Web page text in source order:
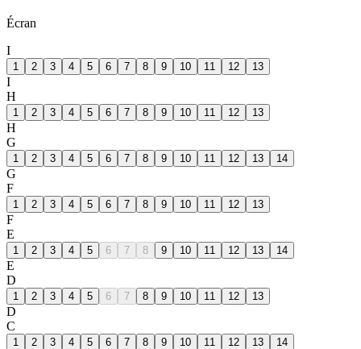
Écran
I
1 2 3 4 5 6 7 8 9 10 11 12 13
I
H
1 2 3 4 5 6 7 8 9 10 11 12 13
H
G
1 2 3 4 5 6 7 8 9 10 11 12 13 14
G
F
1 2 3 4 5 6 7 8 9 10 11 12 13
F
E
1 2 3 4 5 6 7 8 9 10 11 12 13 14
E
D
1 2 3 4 5 6 7 8 9 10 11 12 13
D
C
1 2 3 4 5 6 7 8 9 10 11 12 13 14